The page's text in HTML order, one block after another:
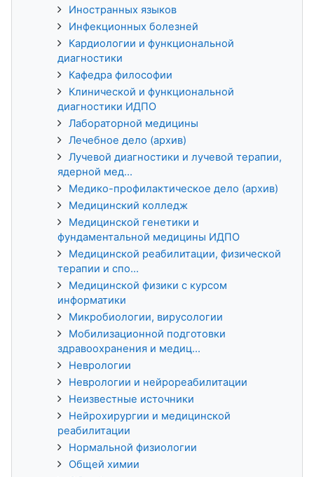
Иностранных языков
Инфекционных болезней
Кардиологии и функциональной
диагностики
Кафедра философии
Клинической и функциональной
диагностики ИДПО
Лабораторной медицины
Лечебное дело (архив)
Лучевой диагностики и лучевой терапии,
ядерной мед...
Медико-профилактическое дело (архив)
Медицинский колледж
Медицинской генетики и
фундаментальной медицины ИДПО
Медицинской реабилитации, физической
терапии и спо...
Медицинской физики с курсом
информатики
Микробиологии, вирусологии
Мобилизационной подготовки
здравоохранения и медиц...
Неврологии
Неврологии и нейрореабилитации
Неизвестные источники
Нейрохирургии и медицинской
реабилитации
Нормальной физиологии
Общей химии